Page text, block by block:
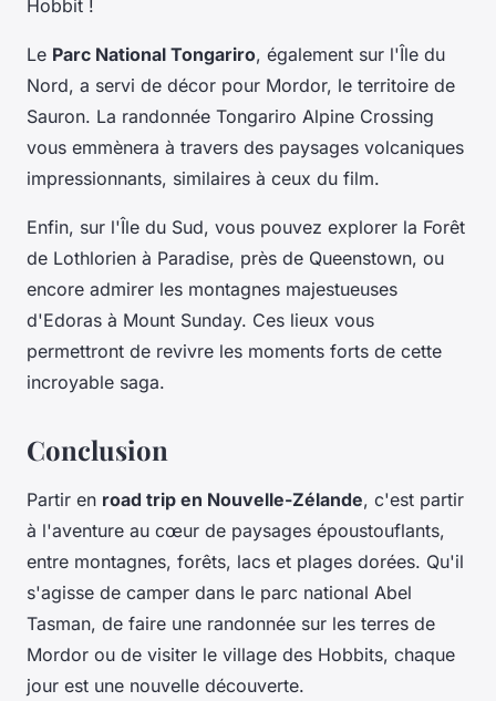
Hobbit !
Le Parc National Tongariro, également sur l'Île du
Nord, a servi de décor pour Mordor, le territoire de
Sauron. La randonnée Tongariro Alpine Crossing
vous emmènera à travers des paysages volcaniques
impressionnants, similaires à ceux du film.
Enfin, sur l'Île du Sud, vous pouvez explorer la Forêt
de Lothlorien à Paradise, près de Queenstown, ou
encore admirer les montagnes majestueuses
d'Edoras à Mount Sunday. Ces lieux vous
permettront de revivre les moments forts de cette
incroyable saga.
Conclusion
Partir en road trip en Nouvelle-Zélande, c'est partir
à l'aventure au cœur de paysages époustouflants,
entre montagnes, forêts, lacs et plages dorées. Qu'il
s'agisse de camper dans le parc national Abel
Tasman, de faire une randonnée sur les terres de
Mordor ou de visiter le village des Hobbits, chaque
jour est une nouvelle découverte.